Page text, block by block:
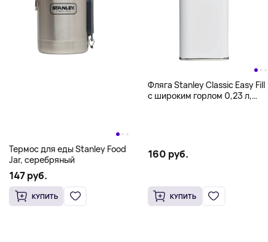
Термос для еды Stanley Food
Jar, серебряный
147 руб.
КУПИТЬ
Фляга Stanley Classic Easy Fill
с широким горлом 0,23 л,
160 руб.
КУПИТЬ